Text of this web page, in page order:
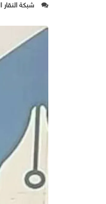
شبكة النقار